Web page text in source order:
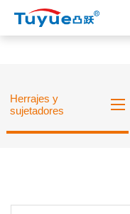
Herrajes y
sujetadores